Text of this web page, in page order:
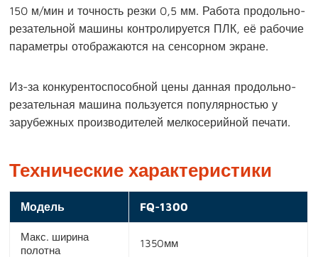
150 м/мин и точность резки 0,5 мм. Работа продольно-
резательной машины контролируется ПЛК, её рабочие
параметры отображаются на сенсорном экране.
Из-за конкурентоспособной цены данная продольно-
резательная машина пользуется популярностью у
зарубежных производителей мелкосерийной печати.
Технические характеристики
Модель FQ-1300
Макс. ширина
полотна
1350мм